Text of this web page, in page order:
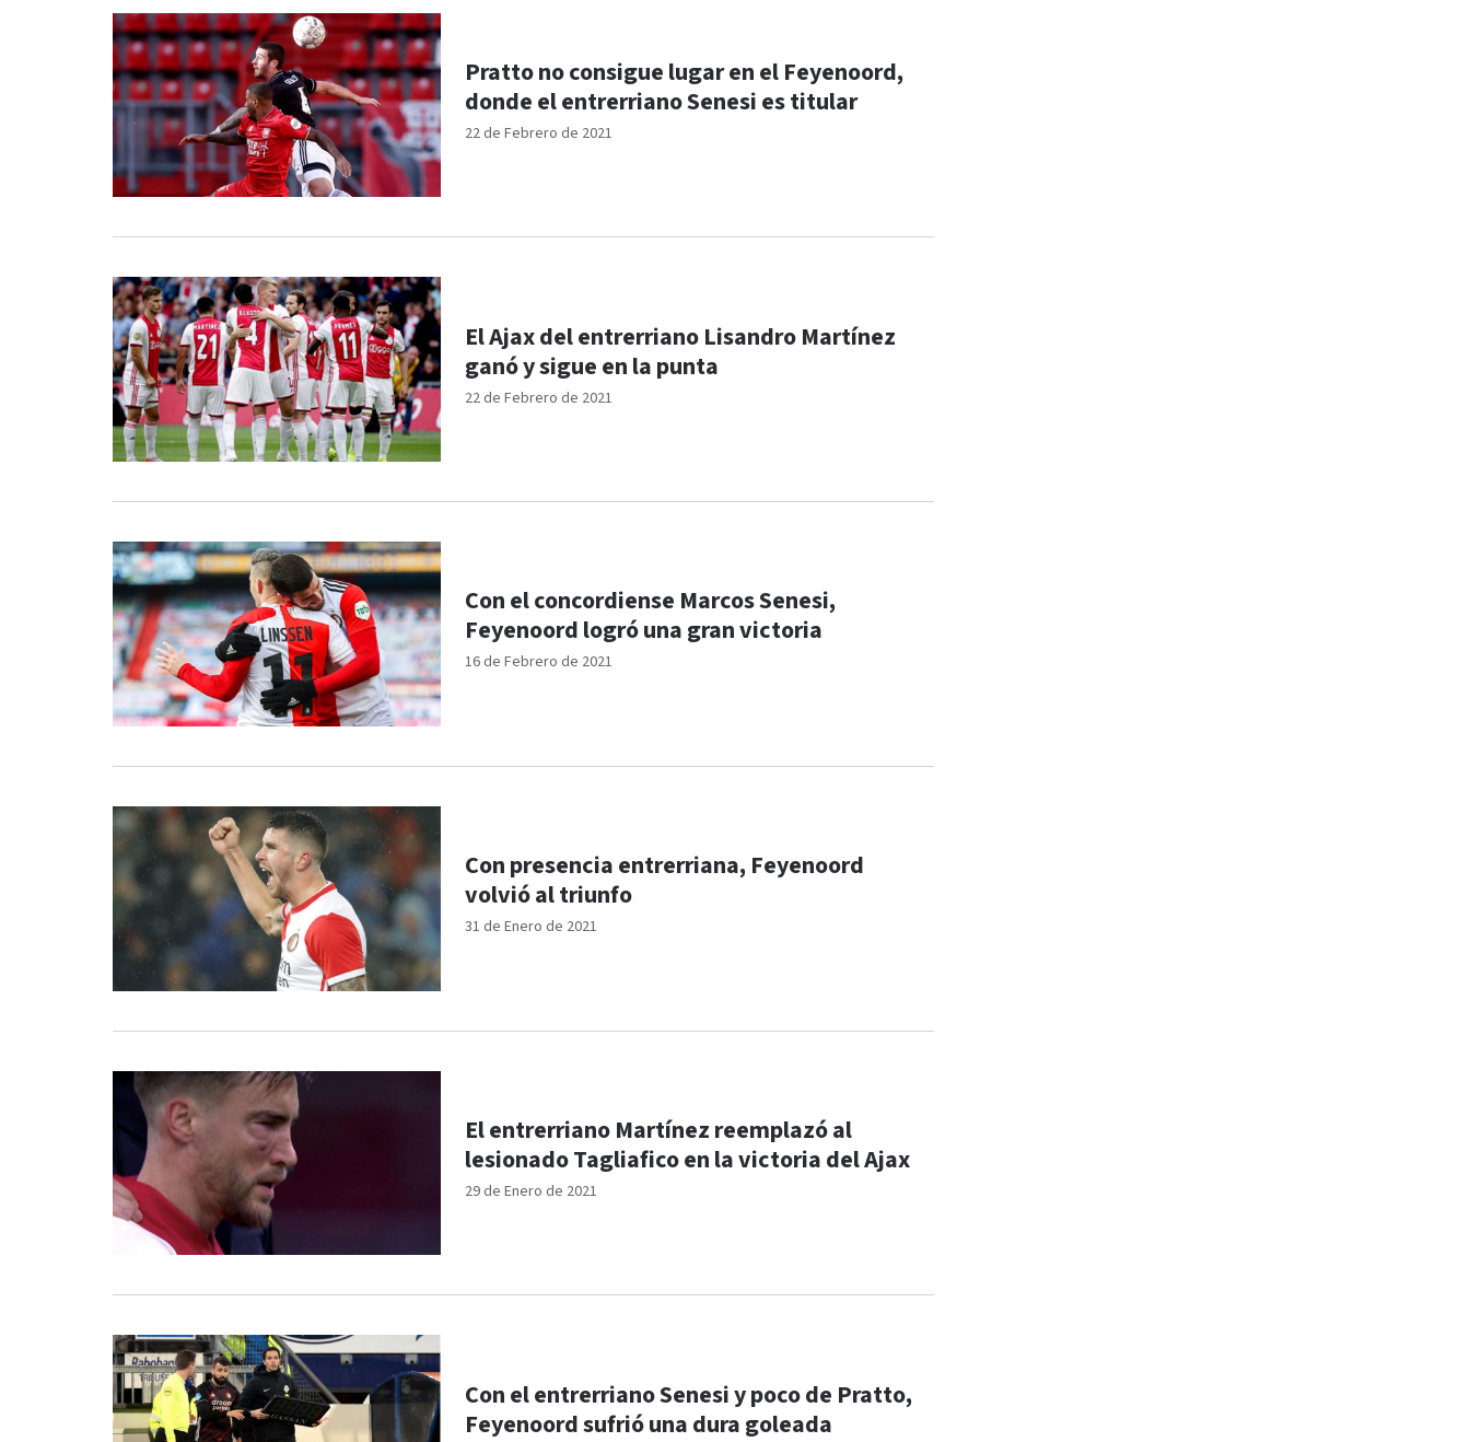
22 de Febrero de 2021
Pratto no consigue lugar en el Feyenoord,
donde el entrerriano Senesi es titular
22 de Febrero de 2021
El Ajax del entrerriano Lisandro Martínez
ganó y sigue en la punta
16 de Febrero de 2021
Con el concordiense Marcos Senesi,
Feyenoord logró una gran victoria
31 de Enero de 2021
Con presencia entrerriana, Feyenoord
volvió al triunfo
29 de Enero de 2021
El entrerriano Martínez reemplazó al
lesionado Tagliafico en la victoria del Ajax
Con el entrerriano Senesi y poco de Pratto,
Feyenoord sufrió una dura goleada